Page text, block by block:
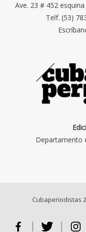
Ave. 23 # 452
Telf. (53)
Departamento
Cubaperiodistas